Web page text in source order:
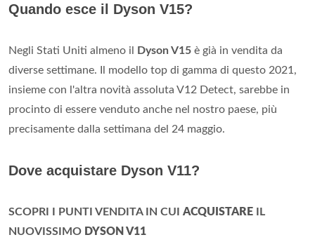
Quando esce il Dyson V15?
Negli Stati Uniti almeno il Dyson V15 è già in vendita da
diverse settimane. Il modello top di gamma di questo 2021,
insieme con l'altra novità assoluta V12 Detect, sarebbe in
procinto di essere venduto anche nel nostro paese, più
precisamente dalla settimana del 24 maggio.
Dove acquistare Dyson V11?
SCOPRI I PUNTI VENDITA IN CUI ACQUISTARE IL
NUOVISSIMO DYSON V11